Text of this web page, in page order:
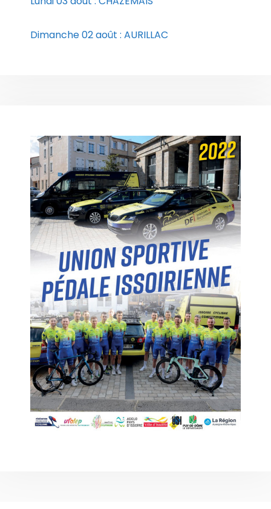
Dimanche 02 août : AURILLAC